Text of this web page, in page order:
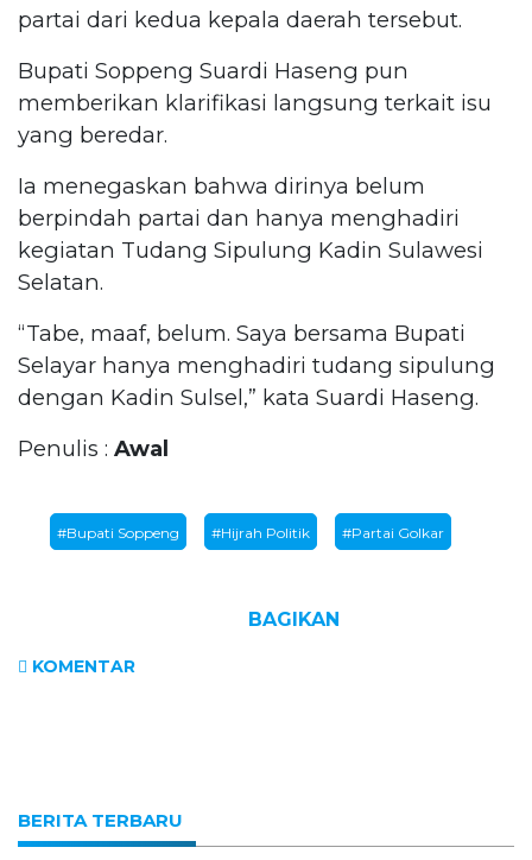
partai dari kedua kepala daerah tersebut.
Bupati Soppeng Suardi Haseng pun
memberikan klarifikasi langsung terkait isu
yang beredar.
Ia menegaskan bahwa dirinya belum
berpindah partai dan hanya menghadiri
kegiatan Tudang Sipulung Kadin Sulawesi
Selatan.
“Tabe, maaf, belum. Saya bersama Bupati
Selayar hanya menghadiri tudang sipulung
dengan Kadin Sulsel,” kata Suardi Haseng.
Penulis : Awal
#Bupati Soppeng #Hijrah Politik #Partai Golkar
BAGIKAN
KOMENTAR
BERITA TERBARU